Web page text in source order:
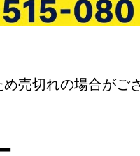
売切れの場合がご